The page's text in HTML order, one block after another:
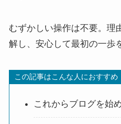
むずかしい操作は不要。理
解し、安心して最初の一歩
この記事はこんな人におすすめ
これからブログを始